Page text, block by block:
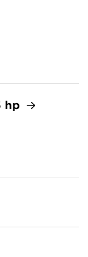
hp